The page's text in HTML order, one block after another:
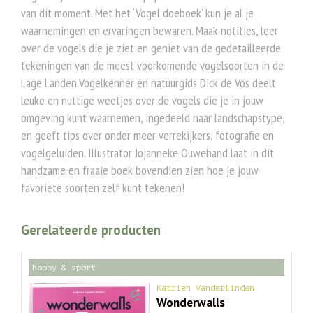
van dit moment. Met het ‘Vogel doeboek’ kun je al je
waarnemingen en ervaringen bewaren. Maak notities, leer
over de vogels die je ziet en geniet van de gedetailleerde
tekeningen van de meest voorkomende vogelsoorten in de
Lage Landen.Vogelkenner en natuurgids Dick de Vos deelt
leuke en nuttige weetjes over de vogels die je in jouw
omgeving kunt waarnemen, ingedeeld naar landschapstype,
en geeft tips over onder meer verrekijkers, fotografie en
vogelgeluiden. Illustrator Jojanneke Ouwehand laat in dit
handzame en fraaie boek bovendien zien hoe je jouw
favoriete soorten zelf kunt tekenen!
Gerelateerde producten
hobby & sport
Katrien Vanderlinden
Wonderwalls